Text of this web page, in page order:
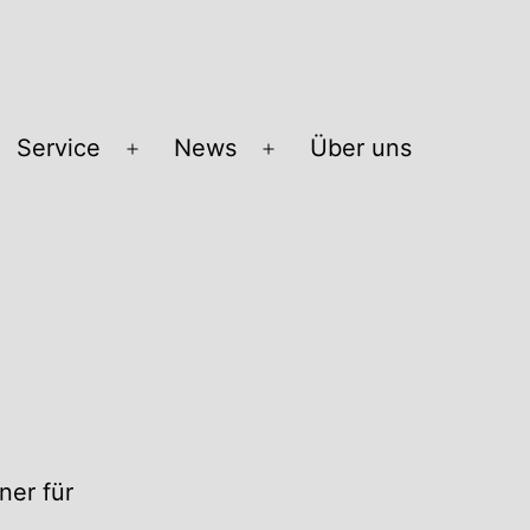
Service
Menü
News
Menü
Über uns
für